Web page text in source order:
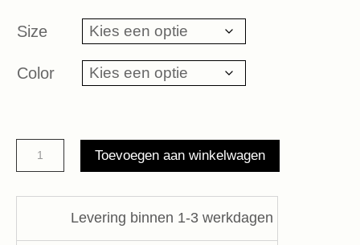
was:
€ 159,90.
is:
€ 111,93.
Size
Color
cropped
knot
Toevoegen aan winkelwagen
Levering binnen 1-3 werkdagen